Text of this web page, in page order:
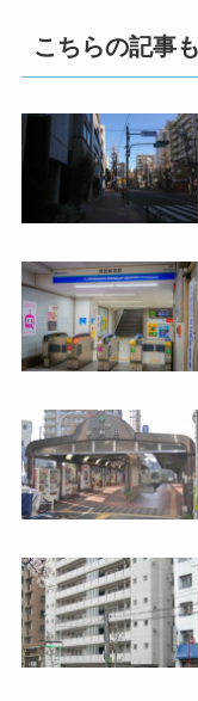
こちらの記事